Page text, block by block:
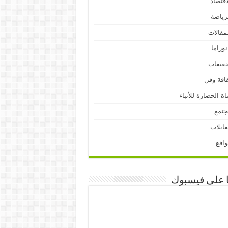
وفن
الحضارة للأنباء
على فيسبوك